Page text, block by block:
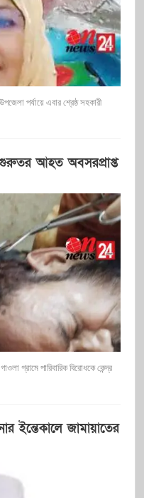
পর্যায়ে এবার শ্রেষ্ঠ সহকারী
গুরুতর আহত অবসরপ্রাপ্ত
গ্রামে পারিবারিক বিরোধকে কেন্দ্র
ইন্তেকালে জামায়াতের